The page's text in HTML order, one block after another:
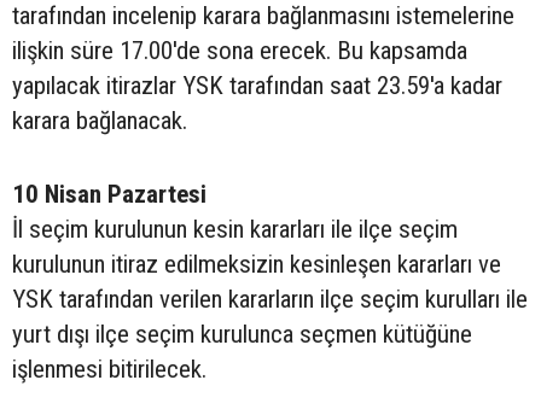
tarafından incelenip karara bağlanmasını istemelerine
ilişkin süre 17.00'de sona erecek. Bu kapsamda
yapılacak itirazlar YSK tarafından saat 23.59'a kadar
karara bağlanacak.
10 Nisan Pazartesi
İl seçim kurulunun kesin kararları ile ilçe seçim
kurulunun itiraz edilmeksizin kesinleşen kararları ve
YSK tarafından verilen kararların ilçe seçim kurulları ile
yurt dışı ilçe seçim kurulunca seçmen kütüğüne
işlenmesi bitirilecek.